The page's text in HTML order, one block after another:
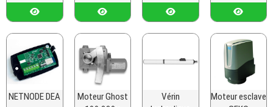
NETNODE DEA
Moteur Ghost
Vérin
Moteur esclave